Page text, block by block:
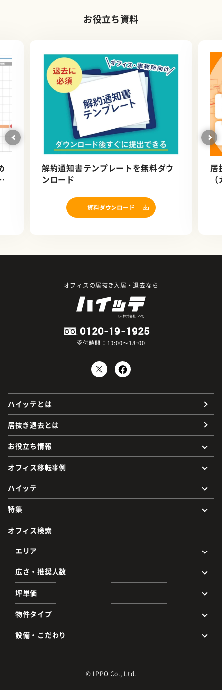
お役立ち資料
解約通知書テンプレートを無料ダウ
ンロード
資料ダウンロード
居
オフィスの居抜き入居・退去なら
0120-19-1925
受付時間：10:00～18:00
ハイッテとは
居抜き退去とは
お役立ち情報
オフィス移転事例
ハイッテ
特集
オフィス検索
エリア
広さ・推奨人数
坪単価
物件タイプ
設備・こだわり
© IPPO Co., Ltd.